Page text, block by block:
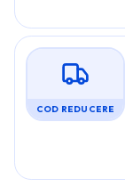
COD REDUCERE